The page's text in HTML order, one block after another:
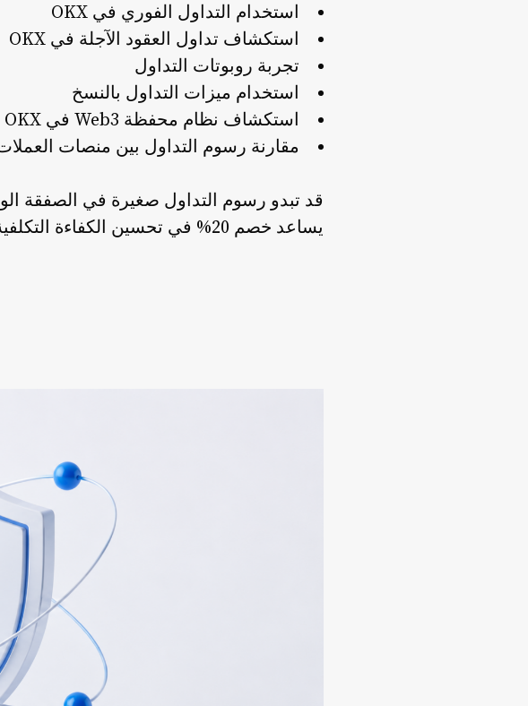
استخدام التداول الفوري في OKX
استكشاف تداول العقود الآجلة في OKX
تجربة روبوتات التداول
استخدام ميزات التداول بالنسخ
استكشاف نظام محفظة Web3 في OKX
مقارنة رسوم التداول بين منصات
قد تبدو رسوم التداول صغيرة في الصفقة
يساعد خصم 20% في تحسين الكفاءة التكلفية على المدى البعيد.